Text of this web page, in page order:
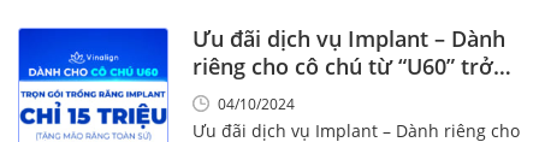
Ưu đãi dịch vụ Implant – Dành
riêng cho cô chú từ “U60” trở
lên!04/10/2024
Ưu đãi dịch vụ Implant – Dành riêng cho